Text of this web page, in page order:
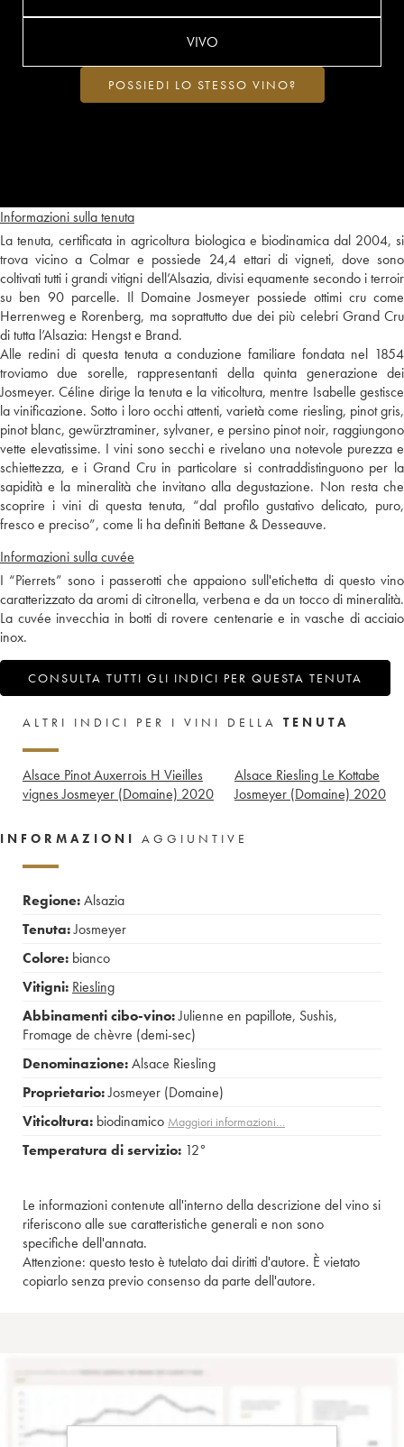
Informazioni sulla tenuta
La tenuta, certificata in agricoltura biologica e biodinamica dal 2004, si
trova vicino a Colmar e possiede 24,4 ettari di vigneti, dove sono
coltivati tutti i grandi vitigni dell’Alsazia, divisi equamente secondo i terroir
su ben 90 parcelle. Il Domaine Josmeyer possiede ottimi cru come
Herrenweg e Rorenberg, ma soprattutto due dei più celebri Grand Cru
di tutta l’Alsazia: Hengst e Brand.
Alle redini di questa tenuta a conduzione familiare fondata nel 1854
troviamo due sorelle, rappresentanti della quinta generazione dei
Josmeyer. Céline dirige la tenuta e la viticoltura, mentre Isabelle gestisce
la vinificazione. Sotto i loro occhi attenti, varietà come riesling, pinot gris,
pinot blanc, gewürztraminer, sylvaner, e persino pinot noir, raggiungono
vette elevatissime. I vini sono secchi e rivelano una notevole purezza e
schiettezza, e i Grand Cru in particolare si contraddistinguono per la
sapidità e la mineralità che invitano alla degustazione. Non resta che
scoprire i vini di questa tenuta, “dal profilo gustativo delicato, puro,
fresco e preciso”, come li ha definiti Bettane & Desseauve.
Informazioni sulla cuvée
I “Pierrets” sono i passerotti che appaiono sull'etichetta di questo vino
caratterizzato da aromi di citronella, verbena e da un tocco di mineralità.
La cuvée invecchia in botti di rovere centenarie e in vasche di acciaio
inox.
CONSULTA TUTTI GLI INDICI PER QUESTA TENUTA
VIVO
POSSIEDI LO STESSO VINO?
ALTRI INDICI PER I VINI DELLA TENUTA
Alsace Pinot Auxerrois H Vieilles
vignes Josmeyer (Domaine) 2020
Alsace Riesling Le Kottabe
Josmeyer (Domaine) 2020
INFORMAZIONI AGGIUNTIVE
Regione:Alsazia
Tenuta:Josmeyer
Colore: bianco
Vitigni: Riesling
Abbinamenti cibo-vino:Julienne en papillote, Sushis,
Fromage de chèvre (demi-sec)
Denominazione:Alsace Riesling
Proprietario:Josmeyer (Domaine)
Viticoltura: biodinamico Maggiori informazioni…
Temperatura di servizio: 12°
Le informazioni contenute all'interno della descrizione del vino si
riferiscono alle sue caratteristiche generali e non sono
specifiche dell'annata.
Attenzione: questo testo è tutelato dai diritti d'autore. È vietato
copiarlo senza previo consenso da parte dell'autore.